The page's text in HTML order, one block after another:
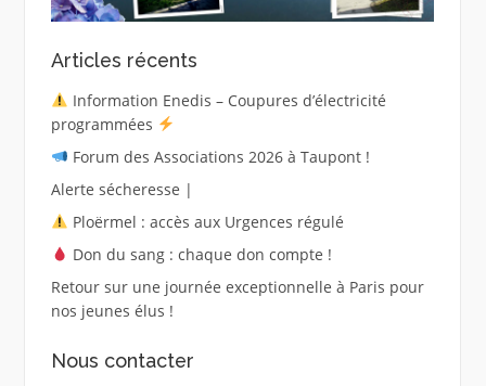
Articles récents
Information Enedis – Coupures d’électricité
programmées
Forum des Associations 2026 à Taupont !
Alerte sécheresse |
Ploërmel : accès aux Urgences régulé
Don du sang : chaque don compte !
Retour sur une journée exceptionnelle à Paris pour
nos jeunes élus !
Nous contacter